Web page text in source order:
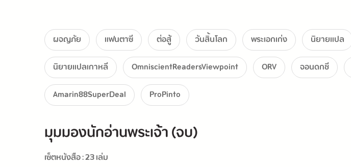
จะใช่ฮันซูยองที่ต้องต้านทัพกลุ่มดาวฝ่ายดีที่นำโดย <เอเดน>
หรือเป็นจองฮีวอนกับอีฮยอนซอง ที่เผชิญหน้าเหล่าราชาปีศาจทั้งหลายกัน
ผจญภัย แฟนตาซี ต่อสู้ วันสิ้นโลก พระเอกเก่ง นิยายแปล
นิยายแปลเกาหลี
OmniscientReadersViewpoint ORV จอนดกชี
Amarin88SuperDeal
ProPinto
มุมมองนักอ่านพระเจ้า (จบ)
เซ็ตหนังสือ : 23 เล่ม